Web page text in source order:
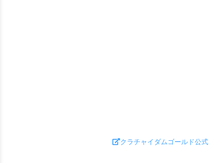
クラチャイダムゴールド公式